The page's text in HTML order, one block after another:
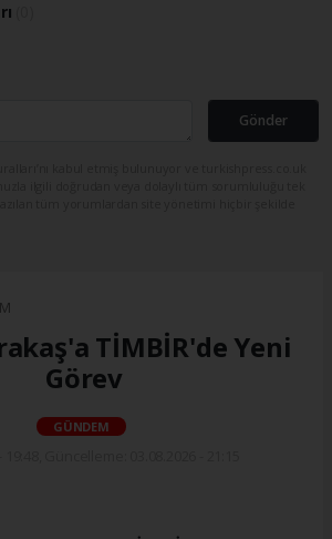
Gönder
TİMBİR'de Yeni
Görev
GÜNDEM